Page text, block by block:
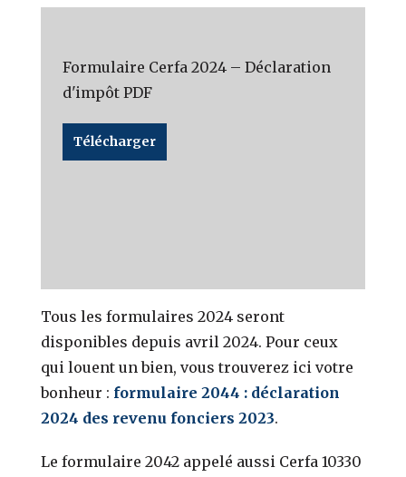
Formulaire Cerfa 2024 – Déclaration
d'impôt PDF
Télécharger
Tous les formulaires 2024 seront
disponibles depuis avril 2024. Pour ceux
qui louent un bien, vous trouverez ici votre
bonheur : formulaire 2044 : déclaration
2024 des revenu fonciers 2023.
Le formulaire 2042 appelé aussi Cerfa 10330